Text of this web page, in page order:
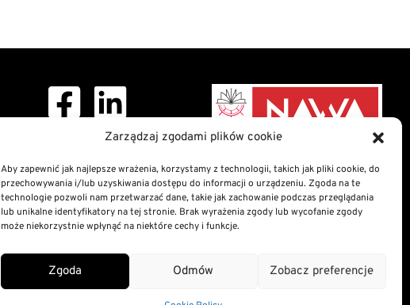
Zarządzaj zgodami plików cookie
Aby zapewnić jak najlepsze wrażenia, korzystamy z technologii, takich jak pliki cookie, do
przechowywania i/lub uzyskiwania dostępu do informacji o urządzeniu. Zgoda na te
technologie pozwoli nam przetwarzać dane, takie jak zachowanie podczas przeglądania
lub unikalne identyfikatory na tej stronie. Brak wyrażenia zgody lub wycofanie zgody
może niekorzystnie wpłynąć na niektóre cechy i funkcje.
Zgoda Odmów Zobacz preferencje
Copyright © 2026 Doctoral
Public Information Bulletin
Declaration of digital accessibility
RODO Statement